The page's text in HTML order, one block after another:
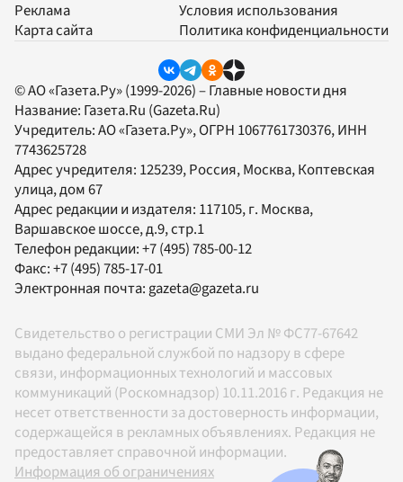
Реклама
Карта сайта
Условия использования
Политика конфиденциальности
© АО «Газета.Ру» (1999-2026) – Главные новости дня
Название: Газета.Ru (Gazeta.Ru)
Учредитель:АО «Газета.Ру», ОГРН 1067761730376, ИНН
7743625728
Адрес учредителя: 125239, Россия, Москва, Коптевская
улица, дом 67
Адрес редакции и издателя: 117105, г. Москва,
Варшавское шоссе, д.9, стр.1
Телефон редакции:+7 (495) 785-00-12
Факс:+7 (495) 785-17-01
Электронная почта: gazeta@gazeta.ru
Свидетельство о регистрации СМИ Эл № ФС77-67642
выдано федеральной службой по надзору в сфере
связи, информационных технологий и массовых
коммуникаций (Роскомнадзор) 10.11.2016 г. Редакция не
несет ответственности за достоверность информации,
содержащейся в рекламных объявлениях. Редакция не
предоставляет справочной информации.
Информация об ограничениях